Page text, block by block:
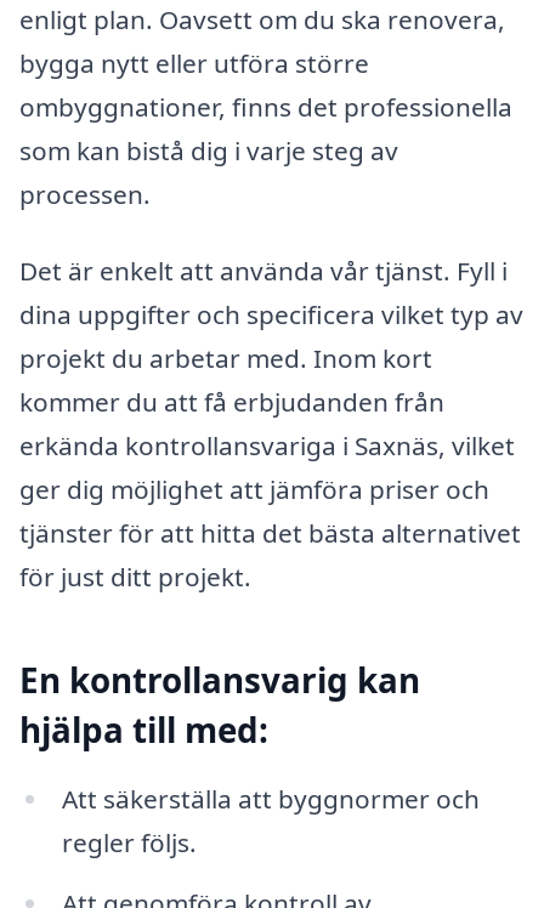
enligt plan. Oavsett om du ska renovera,
bygga nytt eller utföra större
ombyggnationer, finns det professionella
som kan bistå dig i varje steg av
processen.
Det är enkelt att använda vår tjänst. Fyll i
dina uppgifter och specificera vilket typ av
projekt du arbetar med. Inom kort
kommer du att få erbjudanden från
erkända kontrollansvariga i Saxnäs, vilket
ger dig möjlighet att jämföra priser och
tjänster för att hitta det bästa alternativet
för just ditt projekt.
En kontrollansvarig kan
hjälpa till med:
Att säkerställa att byggnormer och
regler följs.